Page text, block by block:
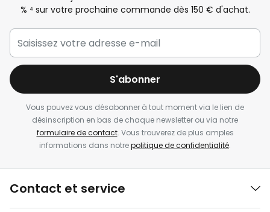
% ⁴ sur votre prochaine commande dès 150 € d'achat.
S'abonner
Vous pouvez vous désabonner à tout moment via le lien de
désinscription en bas de chaque newsletter ou via notre
formulaire de contact. Vous trouverez de plus amples
informations dans notrepolitique de confidentialité.
Contact et service